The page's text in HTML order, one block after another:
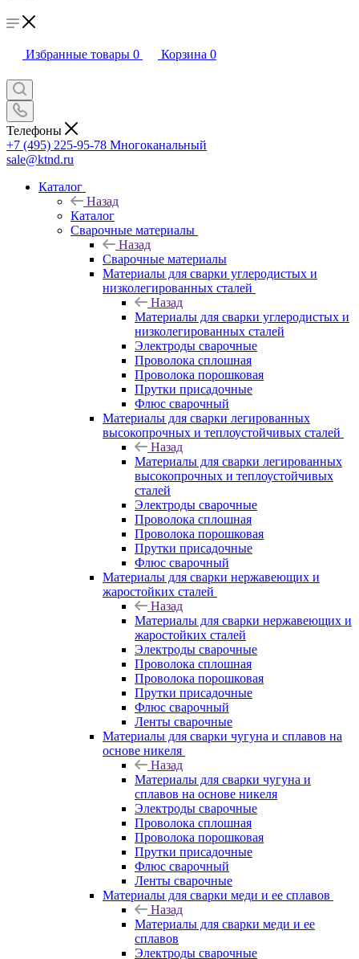
Избранные товары 0 Корзина 0
Телефоны
+7 (495) 225-95-78 Многоканальный
sale@ktnd.ru
Каталог
Назад
Каталог
Сварочные материалы
Назад
Сварочные материалы
Материалы для сварки углеродистых и
низколегированных сталей
Назад
Материалы для сварки углеродистых и
низколегированных сталей
Электроды сварочные
Проволока сплошная
Проволока порошковая
Прутки присадочные
Флюс сварочный
Материалы для сварки легированных
высокопрочных и теплоустойчивых сталей
Назад
Материалы для сварки легированных
высокопрочных и теплоустойчивых
сталей
Электроды сварочные
Проволока сплошная
Проволока порошковая
Прутки присадочные
Флюс сварочный
Материалы для сварки нержавеющих и
жаростойких сталей
Назад
Материалы для сварки нержавеющих и
жаростойких сталей
Электроды сварочные
Проволока сплошная
Проволока порошковая
Прутки присадочные
Флюс сварочный
Ленты сварочные
Материалы для сварки чугуна и сплавов на
основе никеля
Назад
Материалы для сварки чугуна и
сплавов на основе никеля
Электроды сварочные
Проволока сплошная
Проволока порошковая
Прутки присадочные
Флюс сварочный
Ленты сварочные
Материалы для сварки меди и ее сплавов
Назад
Материалы для сварки меди и ее
сплавов
Электроды сварочные